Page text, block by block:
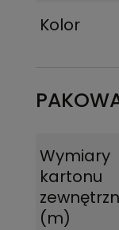
Kolor
Wymiary
kartonu
(m)